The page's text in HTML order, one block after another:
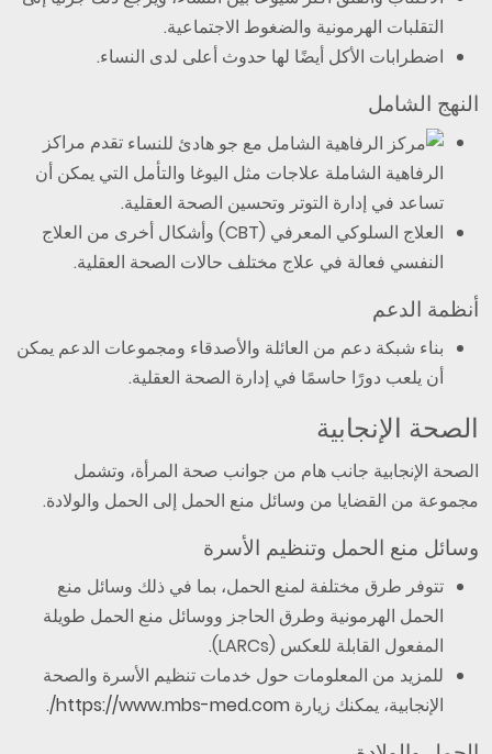
التقلبات الهرمونية والضغوط الاجتماعية.
اضطرابات الأكل أيضًا لها حدوث أعلى لدى النساء.
النهج الشامل
تقدم مراكز
الرفاهية الشاملة علاجات مثل اليوغا والتأمل التي يمكن أن
تساعد في إدارة التوتر وتحسين الصحة العقلية.
العلاج السلوكي المعرفي (CBT) وأشكال أخرى من العلاج
النفسي فعالة في علاج مختلف حالات الصحة العقلية.
أنظمة الدعم
بناء شبكة دعم من العائلة والأصدقاء ومجموعات الدعم يمكن
أن يلعب دورًا حاسمًا في إدارة الصحة العقلية.
الصحة الإنجابية
الصحة الإنجابية جانب هام من جوانب صحة المرأة، وتشمل
مجموعة من القضايا من وسائل منع الحمل إلى الحمل والولادة.
وسائل منع الحمل وتنظيم الأسرة
تتوفر طرق مختلفة لمنع الحمل، بما في ذلك وسائل منع
الحمل الهرمونية وطرق الحاجز ووسائل منع الحمل طويلة
المفعول القابلة للعكس (LARCs).
للمزيد من المعلومات حول خدمات تنظيم الأسرة والصحة
الإنجابية، يمكنك زيارة https://www.mbs-med.com/
.